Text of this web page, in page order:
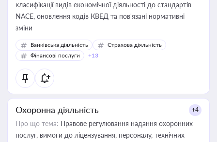
класифікації видів економічної діяльності до стандартів
NACE, оновлення кодів КВЕД та пов'язані нормативні
зміни
Банківська діяльність
Страхова діяльність
Фінансові послуги
+13
Охоронна діяльність +4
Про що тема: Правове регулювання надання охоронних
послуг, вимоги до ліцензування, персоналу, технічних